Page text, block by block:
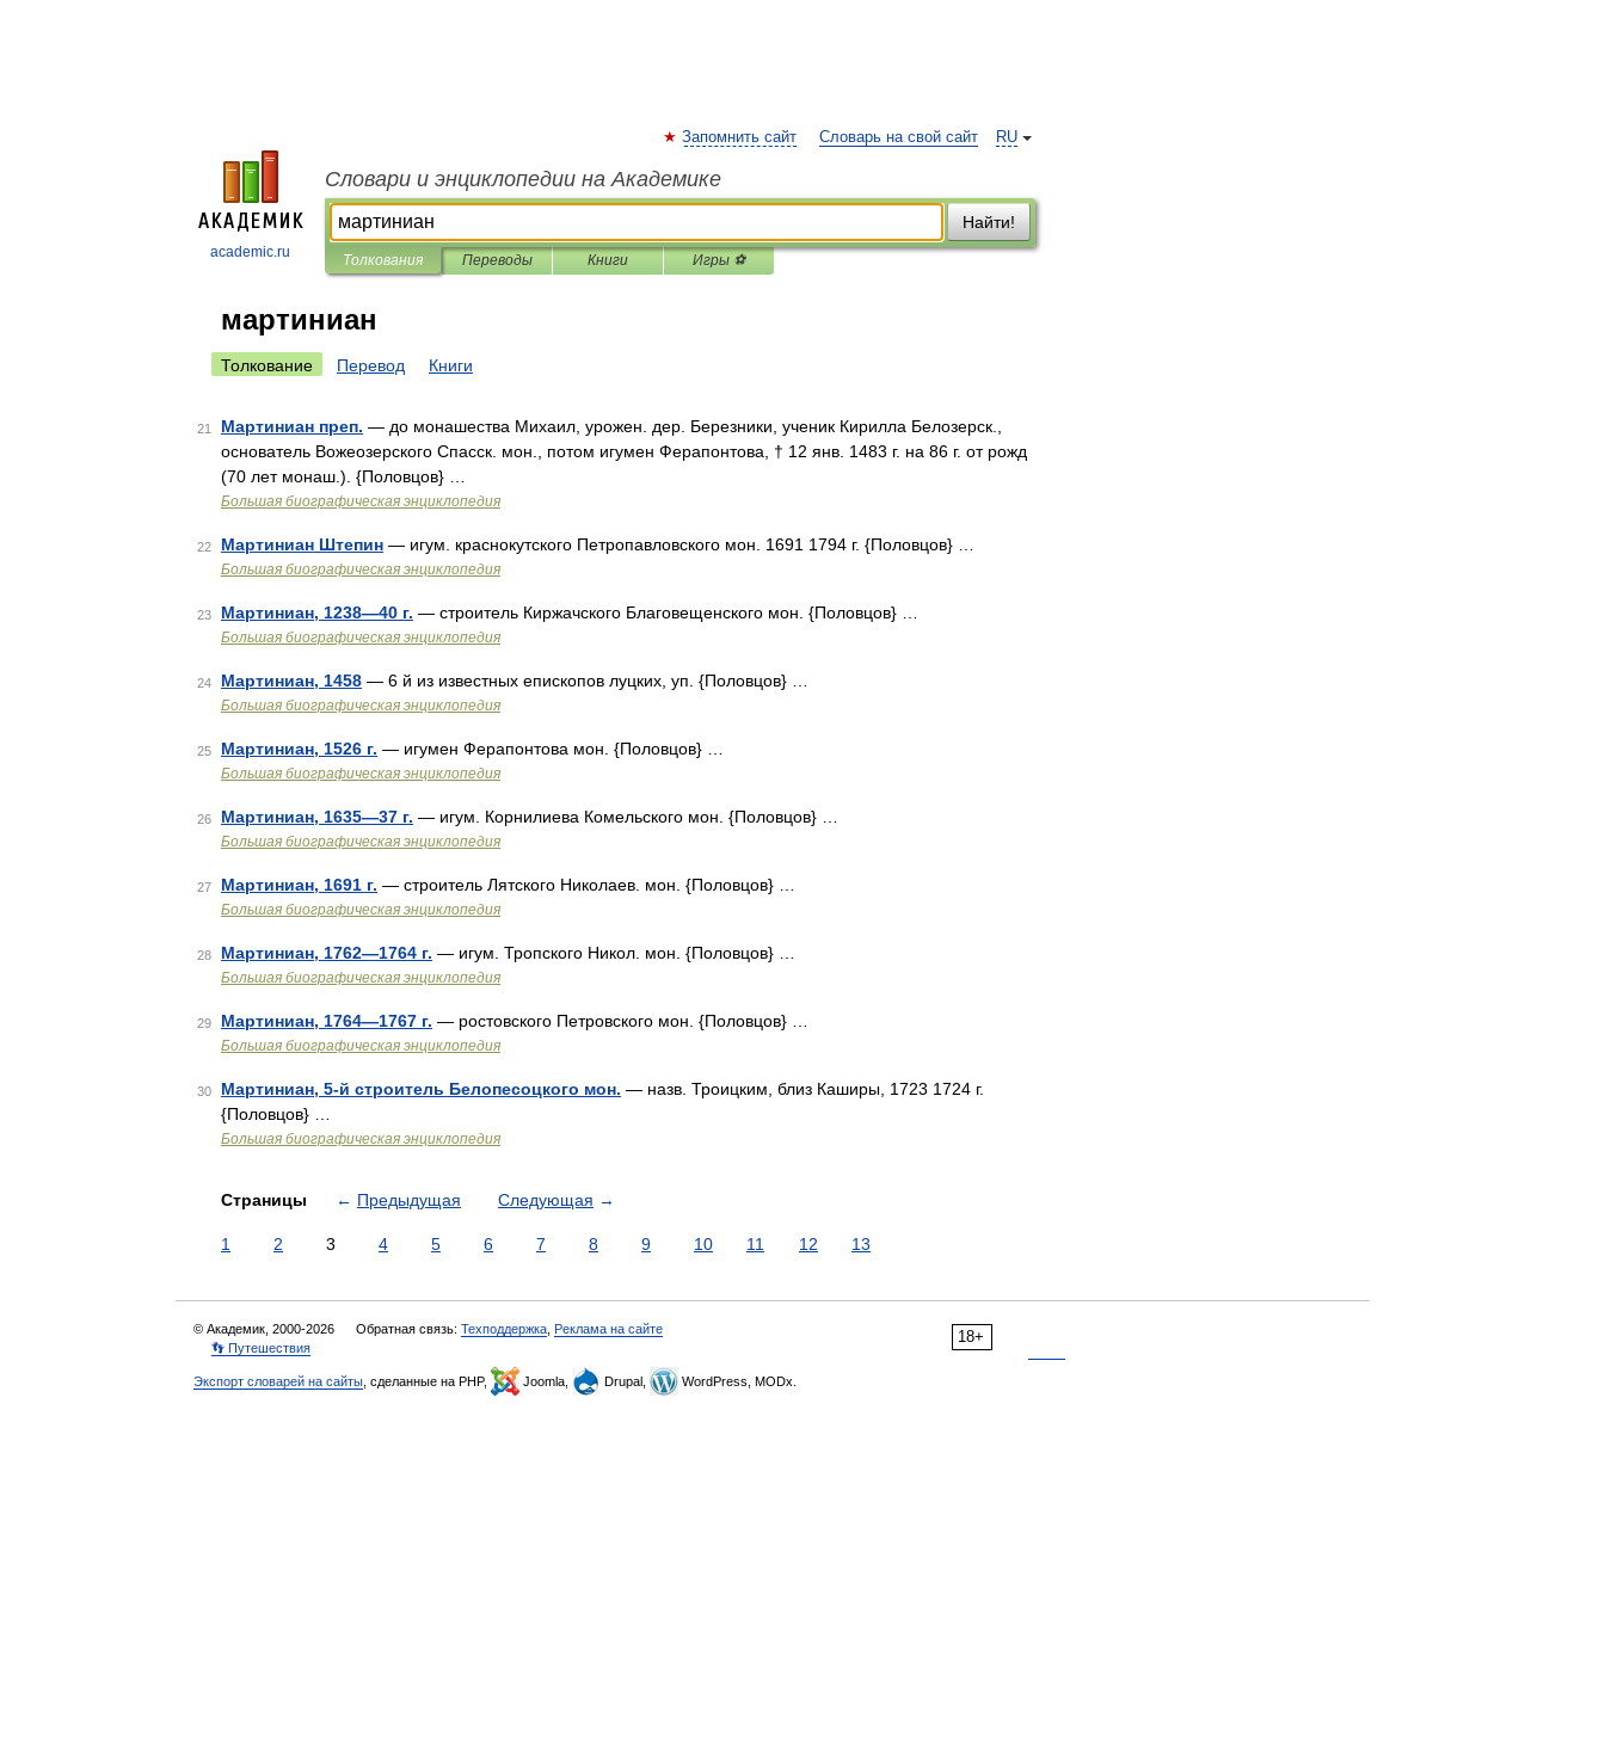
academic.ru
RU
Запомнить сайт Словарь на свой сайт
Словари и энциклопедии на Академике
Найти!
Толкования Переводы Книги Игры ⚽
мартиниан
Толкование Перевод Книги
21 Мартиниан преп. — до монашества Михаил, урожен. дер. Березники, ученик Кирилла Белозерск.,
основатель Вожеозерского Спасск. мон., потом игумен Ферапонтова, † 12 янв. 1483 г. на 86 г. от рожд
(70 лет монаш.). {Половцов} …
Большая биографическая энциклопедия
22 Мартиниан Штепин — игум. краснокутского Петропавловского мон. 1691 1794 г. {Половцов} …
Большая биографическая энциклопедия
23 Мартиниан, 1238—40 г. — строитель Киржачского Благовещенского мон. {Половцов} …
Большая биографическая энциклопедия
24 Мартиниан, 1458 — 6 й из известных епископов луцких, уп. {Половцов} …
Большая биографическая энциклопедия
25 Мартиниан, 1526 г. — игумен Ферапонтова мон. {Половцов} …
Большая биографическая энциклопедия
26 Мартиниан, 1635—37 г. — игум. Корнилиева Комельского мон. {Половцов} …
Большая биографическая энциклопедия
27 Мартиниан, 1691 г. — строитель Лятского Николаев. мон. {Половцов} …
Большая биографическая энциклопедия
28 Мартиниан, 1762—1764 г. — игум. Тропского Никол. мон. {Половцов} …
Большая биографическая энциклопедия
29 Мартиниан, 1764—1767 г. — ростовского Петровского мон. {Половцов} …
Большая биографическая энциклопедия
30 Мартиниан, 5-й строитель Белопесоцкого мон. — назв. Троицким, близ Каширы, 1723 1724 г.
{Половцов} …
Большая биографическая энциклопедия
Страницы ← Предыдущая Следующая →
1 2 3 4 5 6 7 8 9 10 11 12 13
18+
© Академик, 2000-2026 Обратная связь: Техподдержка Реклама на сайте
👣 Путешествия
Экспорт словарей на сайты , сделанные на PHP, Joomla, Drupal, WordPress, MODx.